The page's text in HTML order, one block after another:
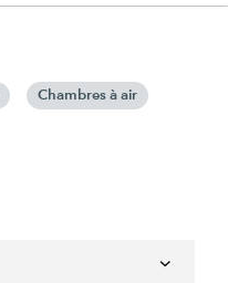
Chambres à air